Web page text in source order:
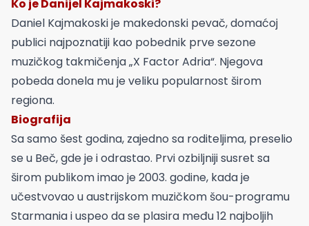
Ko je Danijel Kajmakoski?
Daniel Kajmakoski je makedonski pevač, domaćoj
publici najpoznatiji kao pobednik prve sezone
muzičkog takmičenja „X Factor Adria“. Njegova
pobeda donela mu je veliku popularnost širom
regiona.
Biografija
Sa samo šest godina, zajedno sa roditeljima, preselio
se u Beč, gde je i odrastao. Prvi ozbiljniji susret sa
širom publikom imao je 2003. godine, kada je
učestvovao u austrijskom muzičkom šou-programu
Starmania i uspeo da se plasira među 12 najboljih